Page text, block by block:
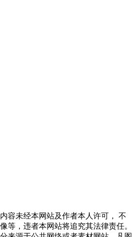
容未经本网站及作者本人许可， 不
等，违者本网站将追究其法律责任。